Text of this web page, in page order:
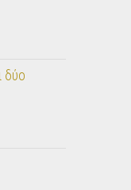
δύο